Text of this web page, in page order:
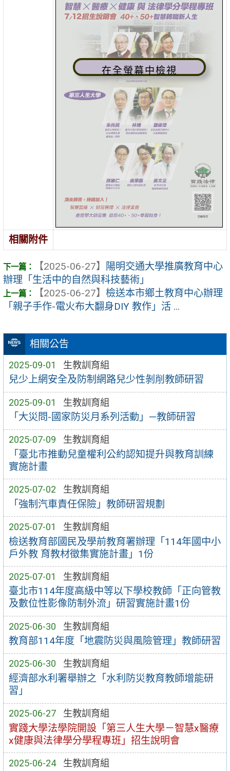
相關公告
2025-09-01 生教訓育組
兒少上網安全及防制網路兒少性剝削教師研習
2025-09-01 生教訓育組
「大災問-國家防災月系列活動」—教師研習
2025-07-09 生教訓育組
「臺北市推動兒童權利公約認知提升與教育訓練
實施計畫
2025-07-02 生教訓育組
「強制汽車責任保險」教師研習規劃
2025-07-01 生教訓育組
檢送教育部國民及學前教育署辦理「114年國中小
戶外教 育教材徵集實施計畫」1份
2025-07-01 生教訓育組
臺北市114年度高級中等以下學校教師「正向管教
及數位性影像防制外流」研習實施計畫1份
2025-06-30 生教訓育組
教育部114年度「地震防災與風險管理」教師研習
2025-06-30 生教訓育組
經濟部水利署舉辦之「水利防災教育教師增能研
習」
2025-06-27 生教訓育組
實踐大學法學院開設「第三人生大學－智慧x醫療
x健康與法律學分學程專班」招生說明會
2025-06-24 生教訓育組
在全螢幕中檢視
相關附件
【2025-06-27】
陽明交通大學推廣教育中心
辦理「生活中的自然與科技藝術」
【2025-06-27】 檢送本市鄉土教育中心辦理
「親子手作-電火布大翻身DIY 教作」活 ...